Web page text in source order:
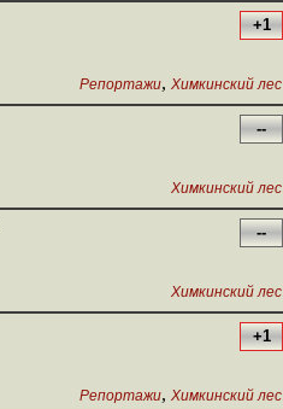
+1
Репортажи, Химкинский лес
--
Химкинский лес
--
Химкинский лес
+1
Репортажи, Химкинский лес